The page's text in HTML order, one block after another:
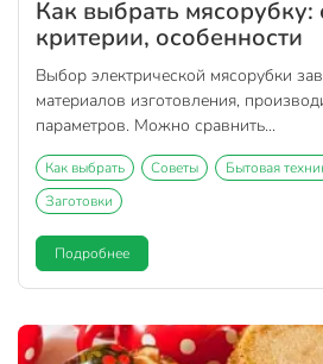
Как выбрать мясорубку:
критерии, особенности
Выбор электрической мясорубки
материалов изготовления,
параметров. Можно сравнить...
Как выбрать Советы Бытовая
Заготовки
Подробнее